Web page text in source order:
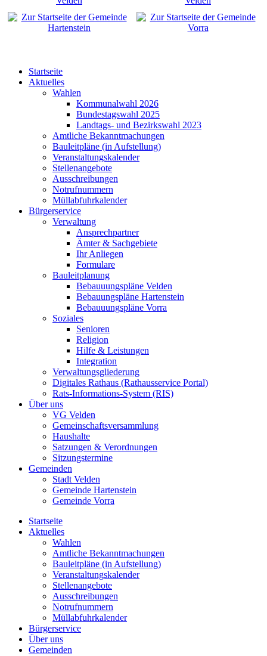
Startseite
Aktuelles
Wahlen
Kommunalwahl 2026
Bundestagswahl 2025
Landtags- und Bezirkswahl 2023
Amtliche Bekanntmachungen
Bauleitpläne (in Aufstellung)
Veranstaltungskalender
Stellenangebote
Ausschreibungen
Notrufnummern
Müllabfuhrkalender
Bürgerservice
Verwaltung
Ansprechpartner
Ämter & Sachgebiete
Ihr Anliegen
Formulare
Bauleitplanung
Bebauuungspläne Velden
Bebauungspläne Hartenstein
Bebauuungspläne Vorra
Soziales
Senioren
Religion
Hilfe & Leistungen
Integration
Verwaltungsgliederung
Digitales Rathaus (Rathausservice Portal)
Rats-Informations-System (RIS)
Über uns
VG Velden
Gemeinschaftsversammlung
Haushalte
Satzungen & Verordnungen
Sitzungstermine
Gemeinden
Stadt Velden
Gemeinde Hartenstein
Gemeinde Vorra
Startseite
Aktuelles
Wahlen
Amtliche Bekanntmachungen
Bauleitpläne (in Aufstellung)
Veranstaltungskalender
Stellenangebote
Ausschreibungen
Notrufnummern
Müllabfuhrkalender
Bürgerservice
Über uns
Gemeinden